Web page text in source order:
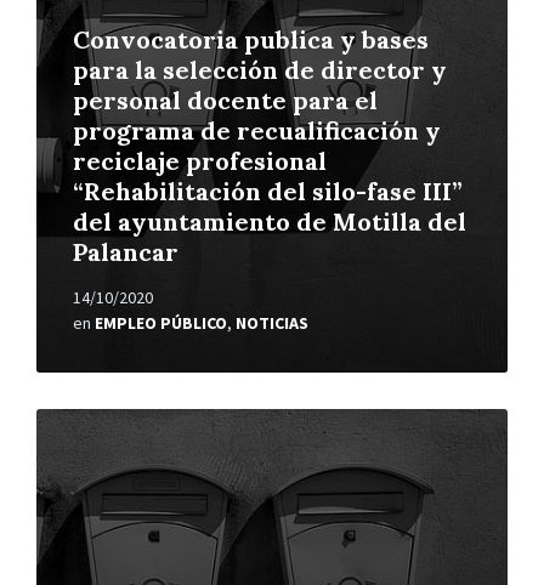
Convocatoria publica y bases
para la selección de director y
personal docente para el
programa de recualificación y
reciclaje profesional
“Rehabilitación del silo-fase III”
del ayuntamiento de Motilla del
Palancar
14/10/2020
en EMPLEO PÚBLICO, NOTICIAS
Leer